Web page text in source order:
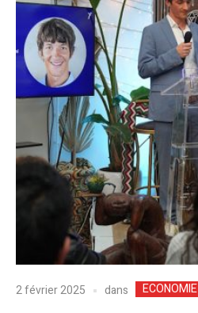
2 février 2025 dans ECONOMIE